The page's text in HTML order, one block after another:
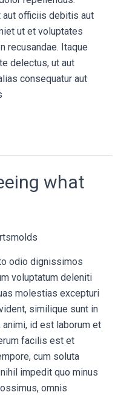
aut officiis debitis aut
ut et voluptates
recusandae. Itaque
delectus, ut aut
consequatur aut
what
odio dignissimos
voluptatum deleniti
molestias excepturi
similique sunt in
id est laborum et
facilis est et
cum soluta
impedit quo minus
omnis